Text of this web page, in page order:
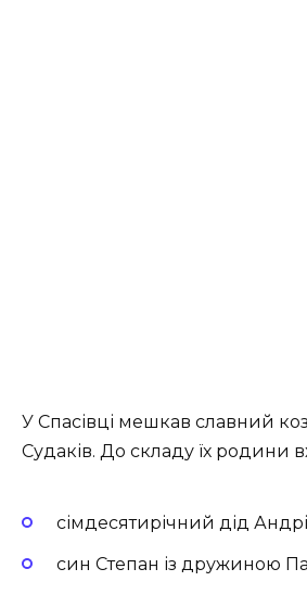
У Спасівці мешкав славний
Судаків. До складу їх родини
сімдесятирічний дід
син Степан із дружиною